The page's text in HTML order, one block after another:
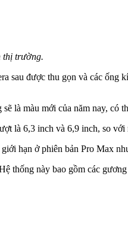
thị trường.
được thu gọn và các ống
là màu mới của năm nay, có
là 6,3 inch và 6,9 inch, so
hạn ở phiên bản Pro Max
thống này bao gồm các